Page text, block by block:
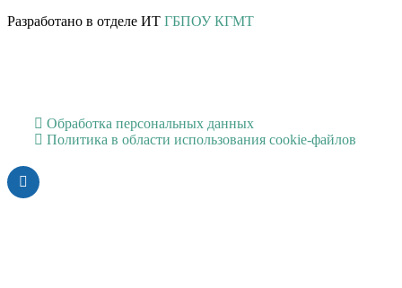
Разработано в отделе ИТ ГБПОУ КГМТ
Обработка персональных данных
Политика в области использования cookie-файлов